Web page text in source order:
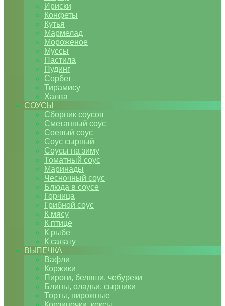
Ириски
Конфеты
Кутья
Мармелад
Мороженое
Муссы
Пастила
Пудинг
Сорбет
Тирамису
Халва
СОУСЫ
Сборник соусов
Сметанный соус
Соевый соус
Соус сырный
Соусы на зиму
Томатный соус
Маринады
Чесночный соус
Блюда в соусе
Горчица
Грибной соус
К мясу
К птице
К рыбе
К салату
ВЫПЕЧКА
Вафли
Коржики
Пироги, беляши, чебуреки
Блины, оладьи, сырники
Торты, пирожные